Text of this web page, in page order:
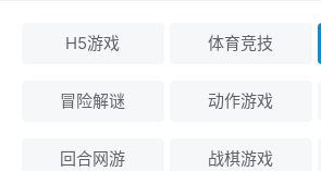
H5游戏 体育竞技
冒险解谜 动作游戏
回合网游 战棋游戏